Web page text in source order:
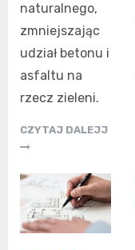
naturalnego,
zmniejszając
udział betonu i
asfaltu na
rzecz zieleni.
CZYTAJ DALEJJ